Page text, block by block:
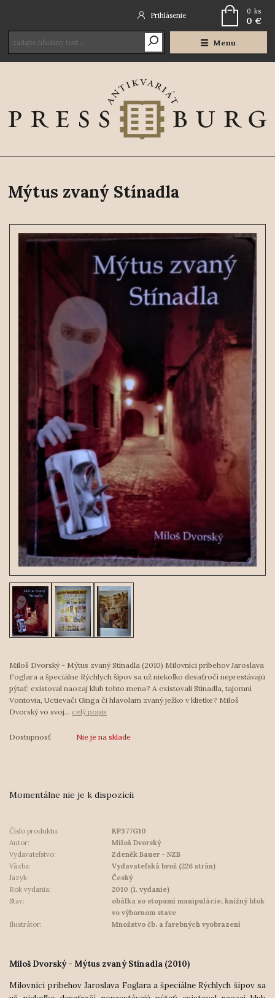
Menu
Prihlásenie 0 ks
0 €
Mýtus zvaný Stínadla
Miloš Dvorský - Mýtus zvaný Stínadla (2010) Milovníci príbehov Jaroslava
Foglara a špeciálne Rýchlych šípov sa už niekoľko desaťročí neprestávajú
pýtať: existoval naozaj klub tohto mena? A existovali Stínadla, tajomní
Vontovia, Uctievači Ginga či hlavolam zvaný ježko v klietke? Miloš
Dvorský vo svoj... celý popis
Dostupnosť Nie je na sklade
Momentálne nie je k dispozícii
Číslo produktu:
KP377G10
Autor:
Miloš Dvorský
Vydavateľstvo:
Zdeněk Bauer - NZB
Väzba:
Vydavateľská brož (226 strán)
Jazyk:
Český
Rok vydania:
2010 (1. vydanie)
Stav:
obálka so stopami manipulácie, knižný blok
vo výbornom stave
Ilustrátor:
Množstvo čb. a farebných vyobrazení
Miloš Dvorský - Mýtus zvaný Stínadla (2010)
Milovníci príbehov Jaroslava Foglara a špeciálne Rýchlych šípov sa